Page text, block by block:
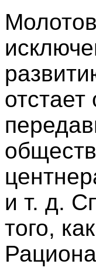
отстает
и т. д.
того,